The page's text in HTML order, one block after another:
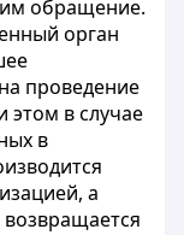
обращение.
орган
проведение
этом в случае
в
а